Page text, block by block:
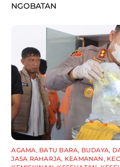
NGOBATAN
AGAMA, BATU BARA, BUDAYA,
JASA RAHARJA, KEAMANAN,